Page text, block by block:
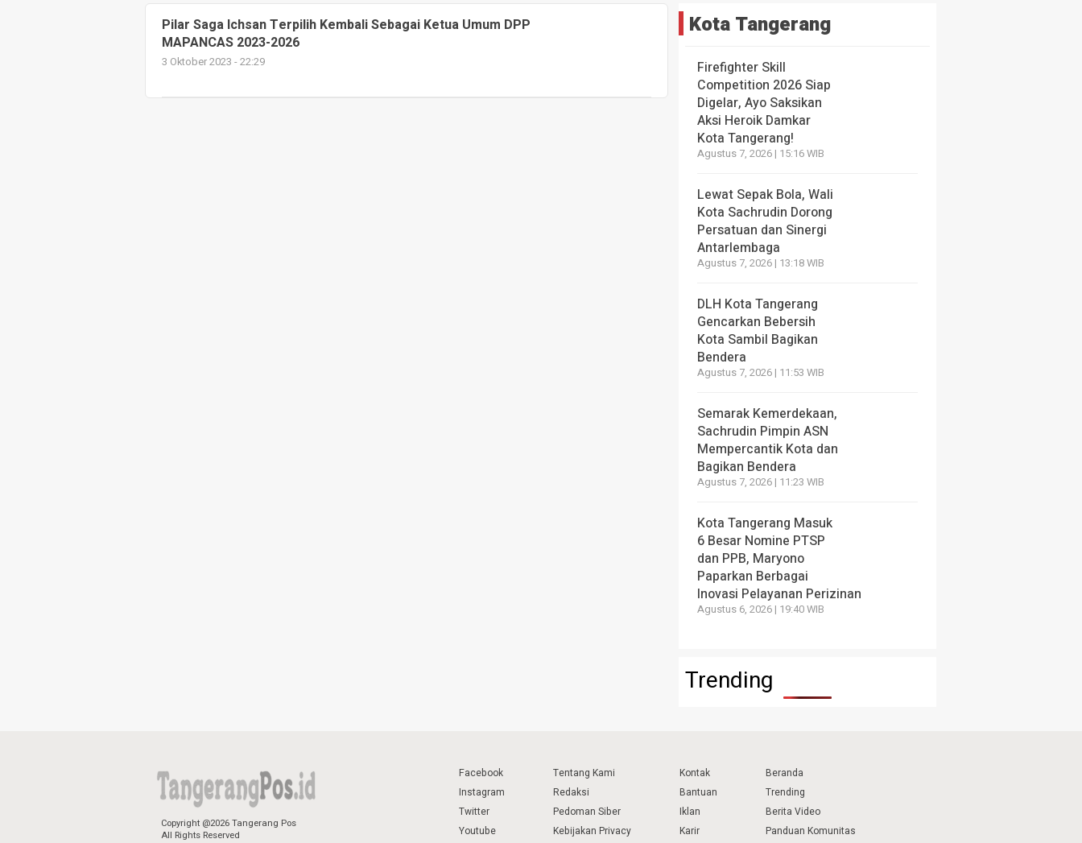
Pilar Saga Ichsan Terpilih Kembali Sebagai Ketua Umum DPP
MAPANCAS 2023-2026
3 Oktober 2023 - 22:29
Kota Tangerang
Firefighter Skill
Competition 2026 Siap
Digelar, Ayo Saksikan
Aksi Heroik Damkar
Kota Tangerang!
Agustus 7, 2026 | 15:16 WIB
Lewat Sepak Bola, Wali
Kota Sachrudin Dorong
Persatuan dan Sinergi
Antarlembaga
Agustus 7, 2026 | 13:18 WIB
DLH Kota Tangerang
Gencarkan Bebersih
Kota Sambil Bagikan
Bendera
Agustus 7, 2026 | 11:53 WIB
Semarak Kemerdekaan,
Sachrudin Pimpin ASN
Mempercantik Kota dan
Bagikan Bendera
Agustus 7, 2026 | 11:23 WIB
Kota Tangerang Masuk
6 Besar Nomine PTSP
dan PPB, Maryono
Paparkan Berbagai
Inovasi Pelayanan Perizinan
Agustus 6, 2026 | 19:40 WIB
Trending
Copyright @2026 Tangerang Pos
All Rights Reserved
Facebook
Instagram
Twitter
Youtube
Tentang Kami
Redaksi
Pedoman Siber
Kebijakan Privacy
Kontak
Bantuan
Iklan
Karir
Beranda
Trending
Berita Video
Panduan Komunitas